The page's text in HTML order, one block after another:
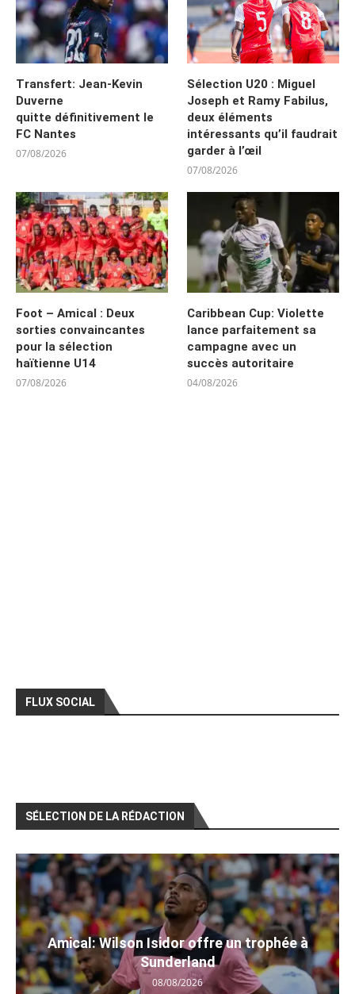
Transfert: Jean-Kevin
Duverne
quitte définitivement le
FC Nantes
07/08/2026
Sélection U20 : Miguel
Joseph et Ramy Fabilus,
deux éléments
intéressants qu’il faudrait
garder à l’œil
07/08/2026
Foot – Amical : Deux
sorties convaincantes
pour la sélection
haïtienne U14
07/08/2026
Caribbean Cup: Violette
lance parfaitement sa
campagne avec un
succès autoritaire
04/08/2026
FLUX SOCIAL
SÉLECTION DE LA RÉDACTION
Amical: Wilson Isidor offre un trophée à
Sunderland
08/08/2026